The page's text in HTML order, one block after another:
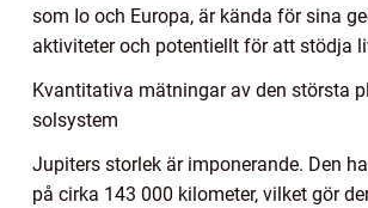
som Io och Europa, är kända för sina
aktiviteter och potentiellt för att stödja
Kvantitativa mätningar av den största
solsystem
Jupiters storlek är imponerande. Den
på cirka 143 000 kilometer, vilket gör